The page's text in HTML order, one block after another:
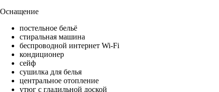
Оснащение
постельное бельё
стиральная машина
беспроводной интернет Wi-Fi
кондиционер
сейф
сушилка для белья
центральное отопление
утюг с гладильной доской